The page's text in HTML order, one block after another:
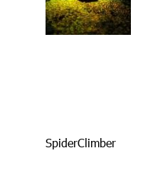
SpiderClimber